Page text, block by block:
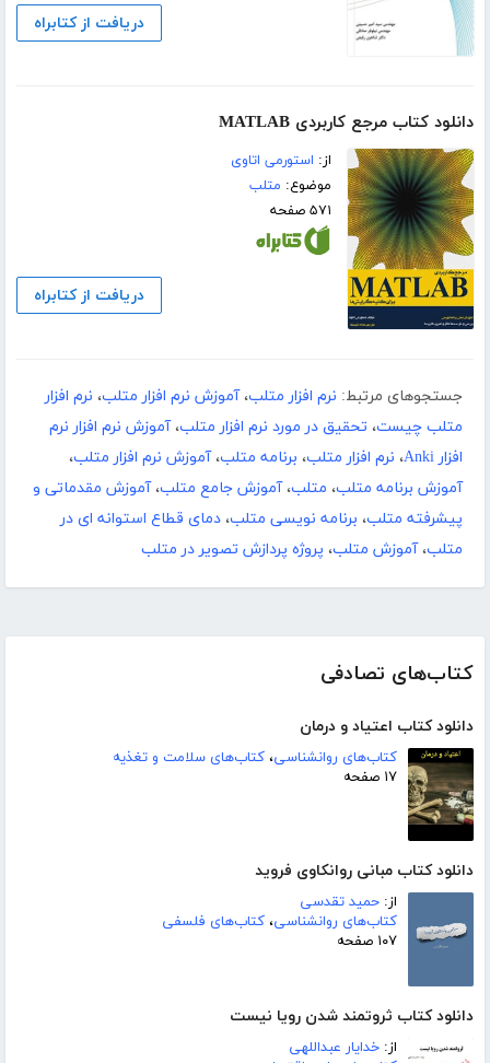
کتاب‌های تصادفی
دانلود کتاب اعتیاد و درمان
کتاب‌های روانشناسی، کتاب‌های سلامت و تغذیه
۱۷ صفحه
دانلود کتاب مبانی روانکاوی فروید
از: حمید تقدسی
کتاب‌های روانشناسی، کتاب‌های فلسفی
۱۰۷ صفحه
دانلود کتاب ثروتمند شدن رویا نیست
از: خدایار عبداللهی
دریافت از کتابراه
دانلود کتاب مرجع کاربردی MATLAB
از: استورمی اتاوی
موضوع: متلب
۵۷۱ صفحه
دریافت از کتابراه
جستجوهای مرتبط: نرم افزار متلب،آموزش نرم افزار متلب، نرم افزار
متلب چیست، تحقیق در مورد نرم افزار متلب،آموزش نرم افزار نرم
افزار Anki
، نرم افزار متلب، برنامه متلب،آموزش نرم افزار متلب،
آموزش برنامه متلب، متلب،آموزش جامع متلب،آموزش مقدماتی و
پیشرفته متلب، برنامه نویسی متلب، دمای قطاع استوانه ای در
متلب،آموزش متلب، پروژه پردازش تصویر در متلب